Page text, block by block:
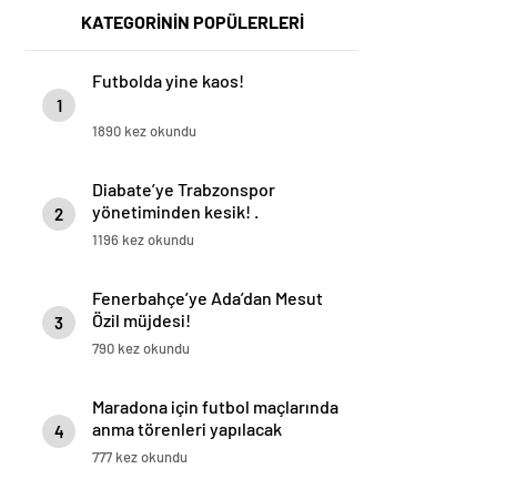
KATEGORİNİN POPÜLERLERİ
1
Futbolda yine kaos!
1890 kez okundu
2
Diabate’ye Trabzonspor
yönetiminden kesik! .
1196 kez okundu
3
Fenerbahçe’ye Ada’dan Mesut
Özil müjdesi!
790 kez okundu
4
Maradona için futbol maçlarında
anma törenleri yapılacak
777 kez okundu